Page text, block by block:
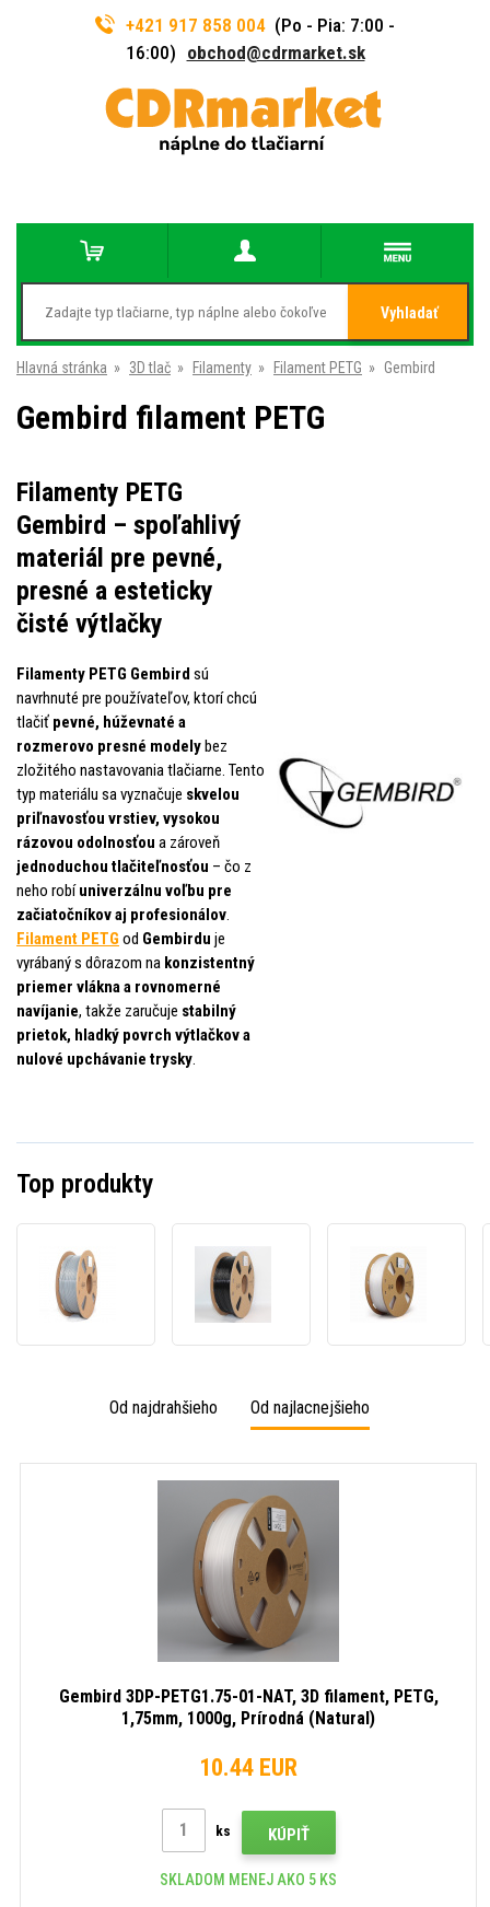
+421 917 858 004 (Po - Pia: 7:00 -
16:00) obchod@cdrmarket.sk
Vyhladať
Hlavná stránka » 3D tlač » Filamenty » Filament PETG » Gembird
Gembird filament PETG
Filamenty PETG
Gembird – spoľahlivý
materiál pre pevné,
presné a esteticky
čisté výtlačky
Filamenty PETG Gembird sú
navrhnuté pre používateľov, ktorí chcú
tlačiť pevné, húževnaté a
rozmerovo presné modelybez
zložitého nastavovania tlačiarne. Tento
typ materiálu sa vyznačuje skvelou
priľnavosťou vrstiev, vysokou
rázovou odolnosťou a zároveň
jednoduchou tlačiteľnosťou – čo z
neho robíuniverzálnu voľbu pre
začiatočníkov aj profesionálov.
Filament PETG od Gembirdu je
vyrábaný s dôrazom na konzistentný
priemer vlákna a rovnomerné
navíjanie, takže zaručuje stabilný
prietok, hladký povrch výtlačkov a
nulové upchávanie trysky.
Top produkty
PETG1.75-
GR,
PETG,
1000g,
Sivý
BK,
PETG,
1,75mm,
1000g,
Čierny
(Black)
W,
Od najdrahšieho Od najlacnejšieho
Gembird 3DP-PETG1.75-01-NAT, 3D filament, PETG,
1,75mm, 1000g, Prírodná (Natural)
10.44 EUR
ks KÚPIŤ
SKLADOM MENEJ AKO 5 KS